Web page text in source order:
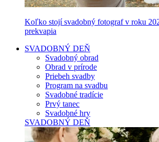
Koľko stojí svadobný fotograf v roku
prekvapia
SVADOBNÝ DEŇ
Svadobný obrad
Obrad v prírode
Priebeh svadby
Program na svadbu
Svadobné tradície
Prvý tanec
Svadobné hry
SVADOBNÝ DEŇ